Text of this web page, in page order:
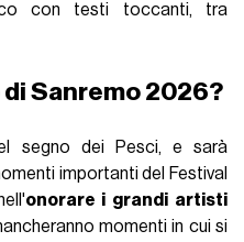
con testi toccanti, tra
Sanremo 2026?
segno dei Pesci, e sarà
importanti del Festival
onorare i grandi artisti
momenti in cui si